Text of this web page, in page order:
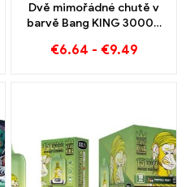
Dvě mimořádné chutě v
barvě Bang KING 30000
Malina Smíšené und
€6.64 - €9.49